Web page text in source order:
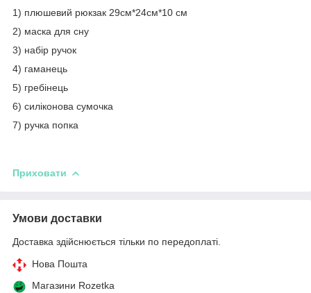
1) плюшевий рюкзак 29см*24см*10 см
2) маска для сну
3) набір ручок
4) гаманець
5) гребінець
6) силіконова сумочка
7) ручка попка
Приховати
Умови доставки
Доставка здійснюється тільки по передоплаті.
Нова Пошта
Магазини Rozetka